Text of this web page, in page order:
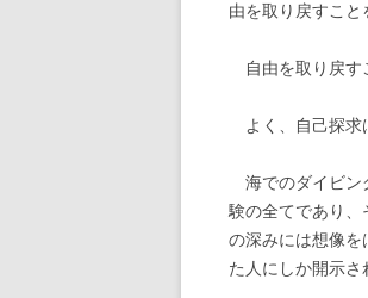
由を取り戻すこと
自由を取り戻す
よく、自己探求
海でのダイビン
験の全てであり、
の深みには想像を
た人にしか開示さ